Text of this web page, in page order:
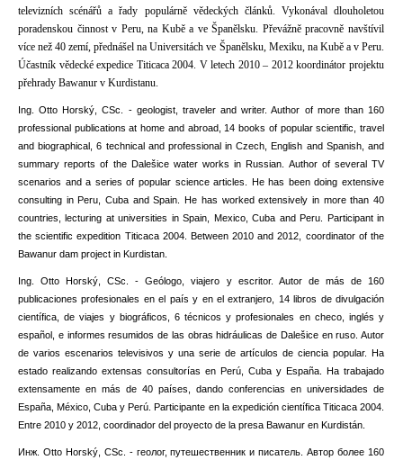
televizních scénářů a řady populárně vědeckých článků. Vykonával dlouholetou
poradenskou činnost v Peru, na Kubě a ve Španělsku. Převážně pracovně navštívil
více než 40 zemí, přednášel na Universitách ve Španělsku, Mexiku, na Kubě a v Peru.
Účastník vědecké expedice Titicaca 2004. V letech 2010 – 2012 koordinátor projektu
přehrady Bawanur v Kurdistanu.
Ing. Otto Horský, CSc. - geologist, traveler and writer. Author of more than 160
professional publications at home and abroad, 14 books of popular scientific, travel
and biographical, 6 technical and professional in Czech, English and Spanish, and
summary reports of the Dalešice water works in Russian.
Author of several TV
scenarios and a series of popular science articles.
He has been doing extensive
consulting in Peru, Cuba and Spain.
He has worked extensively in more than 40
countries, lecturing at universities in Spain, Mexico, Cuba and Peru.
Participant in
the scientific expedition Titicaca 2004. Between 2010 and 2012, coordinator of the
Bawanur dam project in Kurdistan.
Ing. Otto Horský, CSc. - Geólogo, viajero y escritor.
Autor de más de 160
publicaciones profesionales en el país y en el extranjero, 14 libros de divulgación
científica, de viajes y biográficos, 6 técnicos y profesionales en checo, inglés y
español, e informes resumidos de las obras hidráulicas de Dalešice en ruso. Autor
de varios escenarios televisivos y una serie de artículos de ciencia popular. Ha
estado realizando extensas consultorías en Perú, Cuba y España.
Ha trabajado
extensamente en más de 40 países, dando conferencias en universidades de
España, México, Cuba y Perú. Participante en la expedición científica Titicaca 2004.
Entre 2010 y 2012, coordinador del proyecto de la presa Bawanur en Kurdistán.
Инж Otto Horský, CSc. - геолог, путешественник и писатель.
Автор более 160